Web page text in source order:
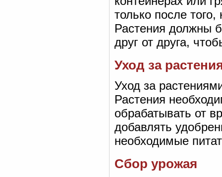
только после
Растения должны
друг от друга,
Уход за
Уход за
Растения
обрабатывать от
добавлять
необходимые
Сбор урожая